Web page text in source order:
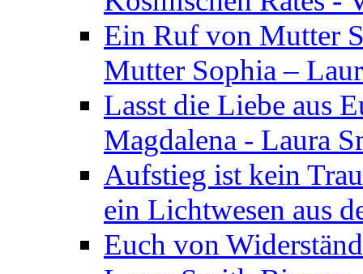
Ein Ruf von Mutter
Mutter Sophia –
Lasst die Liebe aus
Magdalena - Laura
Aufstieg ist kein
ein Lichtwesen aus
Euch von